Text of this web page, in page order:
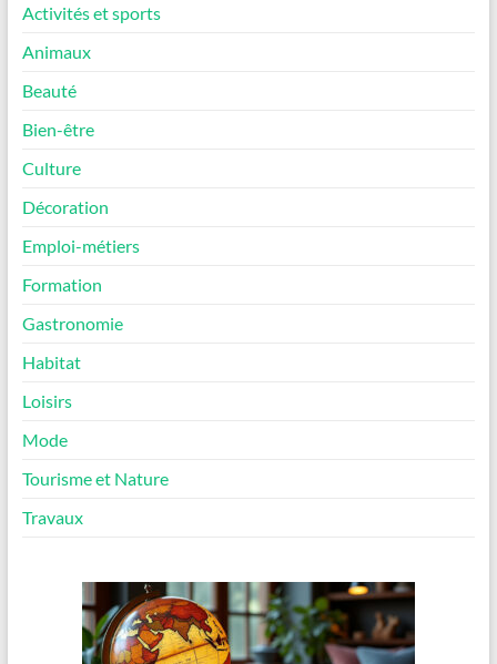
Activités et sports
Animaux
Beauté
Bien-être
Culture
Décoration
Emploi-métiers
Formation
Gastronomie
Habitat
Loisirs
Mode
Tourisme et Nature
Travaux